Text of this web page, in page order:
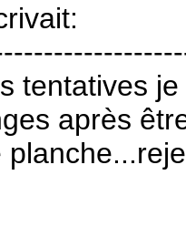
tentatives
après